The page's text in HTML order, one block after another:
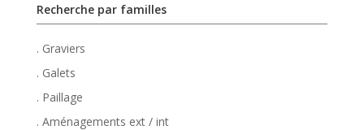
Recherche par familles
. Graviers
. Galets
. Paillage
. Aménagements ext / int